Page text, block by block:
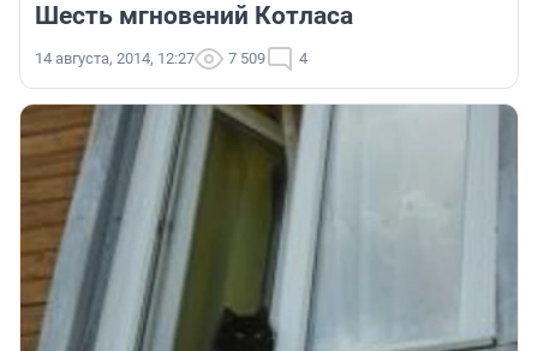
Шесть мгновений Котласа
14 августа, 2014, 12:27 7 509 4